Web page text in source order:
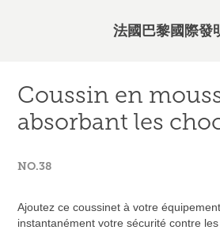
法國巴黎國際發
Coussin en
absorbant les
NO.38
Ajoutez ce coussinet à votre
instantanément votre sécurité contre